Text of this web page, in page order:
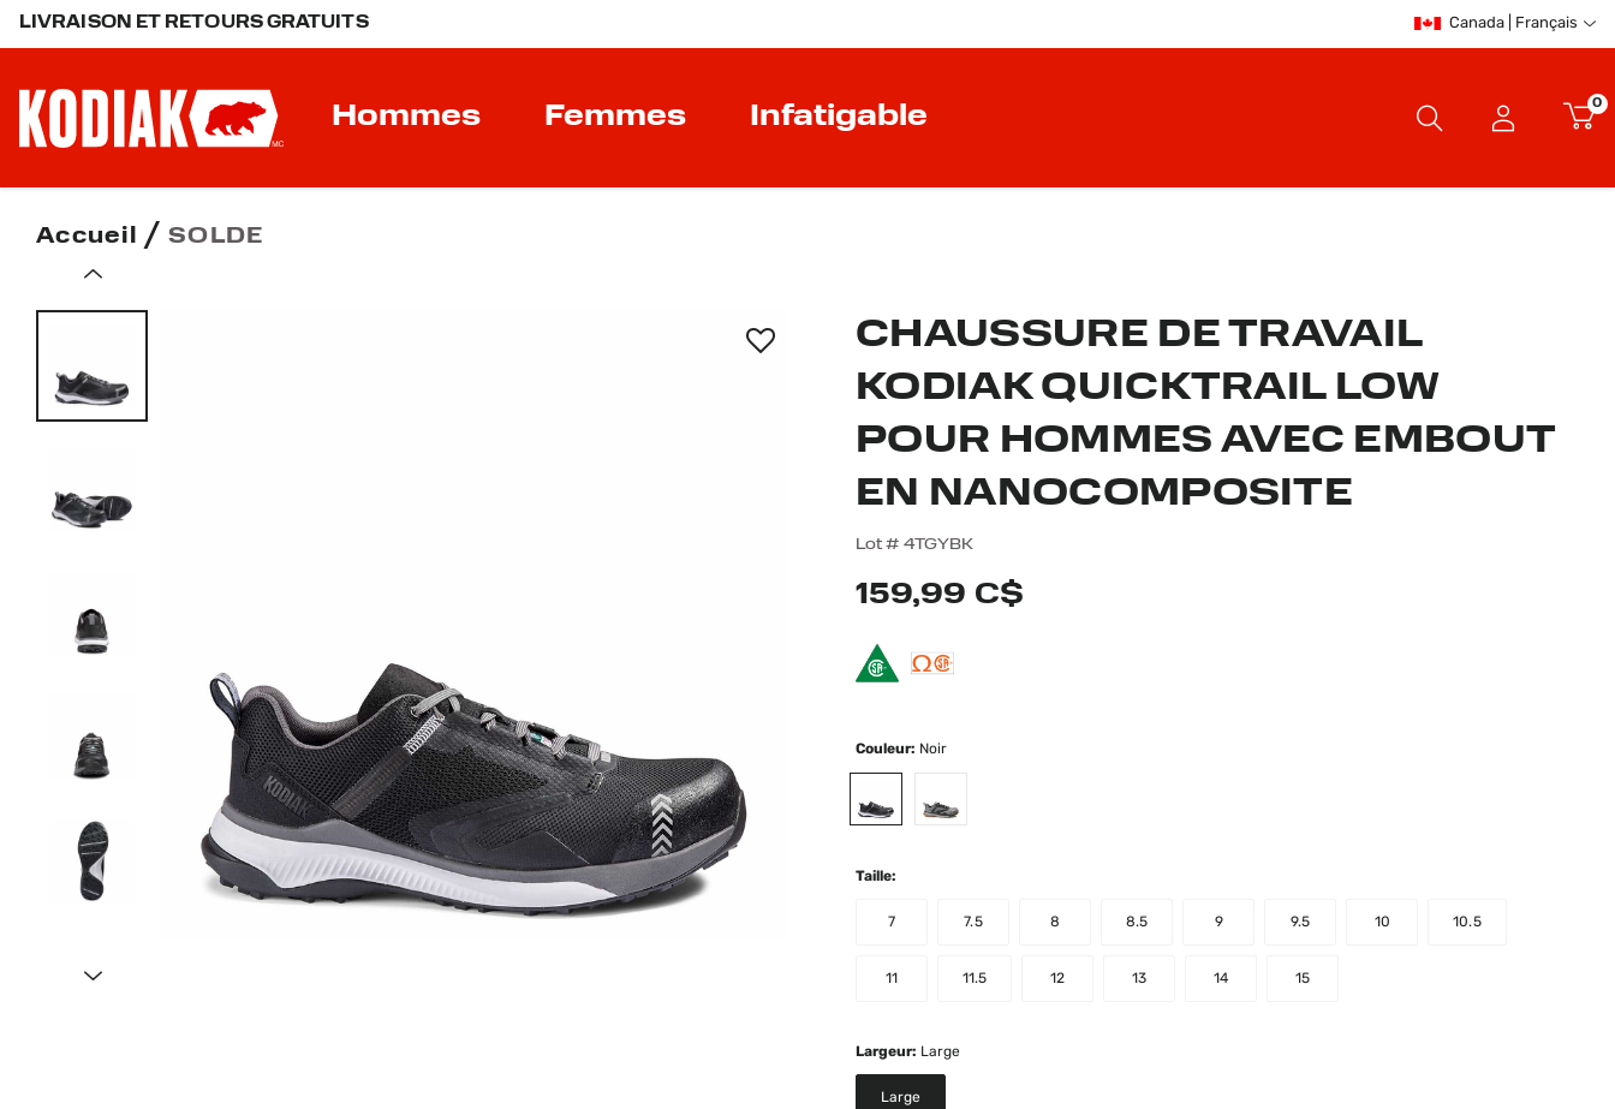
LIVRAISON ET RETOURS GRATUITS Canada | Français
Hommes Femmes Infatigable 0
Accueil SOLDE
CHAUSSURE DE TRAVAIL
KODIAK QUICKTRAIL LOW
POUR HOMMES AVEC EMBOUT
EN NANOCOMPOSITE
Lot # 4TGYBK
5 out of 5 Customer Rating
159,99 C$
Couleur: Noir
Taille:
7 7.5 8 8.5 9 9.5 10 10.5
11 11.5 12 13 14 15
Largeur: Large
Large